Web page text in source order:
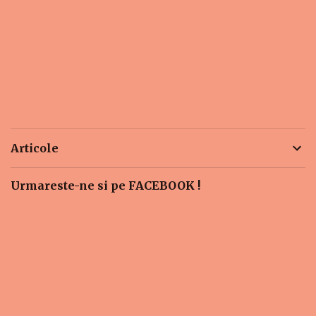
Articole
Urmareste-ne si pe FACEBOOK !